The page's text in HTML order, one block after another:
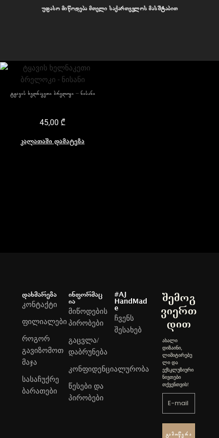
უფასო მიწოდება მთელი საქართველოს მასშტაბით
ტყავის ხელნაკეთი ბრელოკი – ნისანი
45,00₾
კალათაში დამატება
დახმარება
კონტაქტი
ფილიალები
როგორ
გავიზომოთ
მაჯა
სასაჩუქრე
ბარათები
ინფორმაც
ია
მიწოდების
პირობები
გაცვლა/
დაბრუნება
კონფიდენციალურობა
წესები და
პირობები
#AJ
HandMad
e
ჩვენს
შესახებ
შემოგ
ვიერთ
დით
ახალი
დიზაინი,
ლიმიტირებუ
ლი და
ექსკლუზიური
ნივთები
თქვენთვის!
Გამოწერა